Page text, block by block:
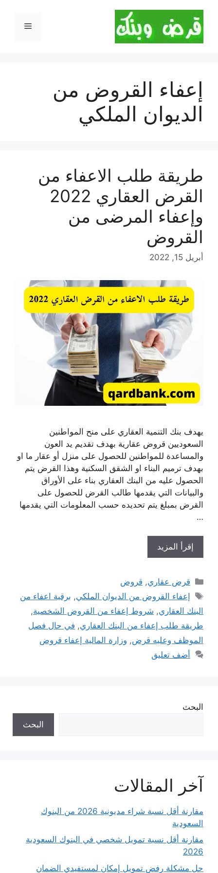
المحتوى
القائمة
إعفاء القروض من
الديوان الملكي
طريقة طلب الاعفاء من
القرض العقاري 2022
وإعفاء المرضى من
القروض
أبريل 15, 2022
يهدف بنك التنمية العقاري على منح المواطنين
السعوديين قروض عقارية بهدف تقديم يد العون
والمساعدة للمواطنين للحصول على منزل أو عقار ما او
بهدف ترميم البناء او الشقق السكنية وهذا القرض يتم
الحصول عليه من البنك العقاري بناء على الأوراق
والبيانات التي يقدمها طالب القرض للحصول على
القرض بمبلغ يتم تحديده حسب المعلومات التي يقدمها
…
إقرأ المزيد
التصنيفات
قرض عقاري, قروض
الوسوم
إعفاء القروض من الديوان الملكي, برقية اعفاء من
البنك العقاري, شروط إعفاء من القروض الشخصية,
طريقة طلب إعفاء من البنك العقاري, في حال فصل
الموظف وعليه قرض, وزارة المالية إعفاء قروض
أضف تعليق
البحث
البحث
آخر المقالات
مقارنة أقل نسبة شراء مديونية 2026 من البنوك
السعودية
مقارنة أقل نسبة تمويل شخصي في البنوك السعودية
2026
حل مشكلة رفض تمويل إمكان لمستفيدي الضمان